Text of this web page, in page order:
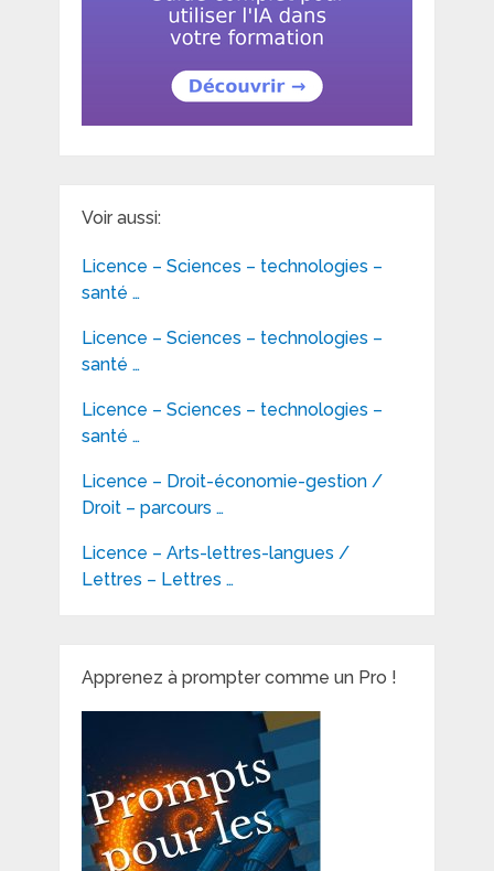
Voir aussi:
Licence – Sciences – technologies –
santé …
Licence – Sciences – technologies –
santé …
Licence – Sciences – technologies –
santé …
Licence – Droit-économie-gestion /
Droit – parcours …
Licence – Arts-lettres-langues /
Lettres – Lettres …
Apprenez à prompter comme un Pro !